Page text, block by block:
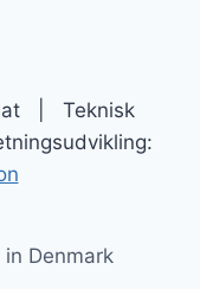
| Teknisk
Denmark